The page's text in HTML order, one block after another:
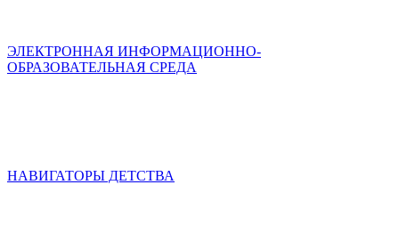
ЭЛЕКТРОННАЯ ИНФОРМАЦИОННО-
ОБРАЗОВАТЕЛЬНАЯ СРЕДА
НАВИГАТОРЫ ДЕТСТВА